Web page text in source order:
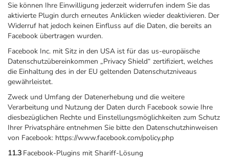
Sie können Ihre Einwilligung jederzeit widerrufen indem Sie das
aktivierte Plugin durch erneutes Anklicken wieder deaktivieren. Der
Widerruf hat jedoch keinen Einfluss auf die Daten, die bereits an
Facebook übertragen wurden.
Facebook Inc. mit Sitz in den USA ist für das us-europäische
Datenschutzübereinkommen „Privacy Shield“ zertifiziert, welches
die Einhaltung des in der EU geltenden Datenschutzniveaus
gewährleistet.
Zweck und Umfang der Datenerhebung und die weitere
Verarbeitung und Nutzung der Daten durch Facebook sowie Ihre
diesbezüglichen Rechte und Einstellungsmöglichkeiten zum Schutz
Ihrer Privatsphäre entnehmen Sie bitte den Datenschutzhinweisen
von Facebook: https://www.facebook.com/policy.php
11.3 Facebook-Plugins mit Shariff-Lösung